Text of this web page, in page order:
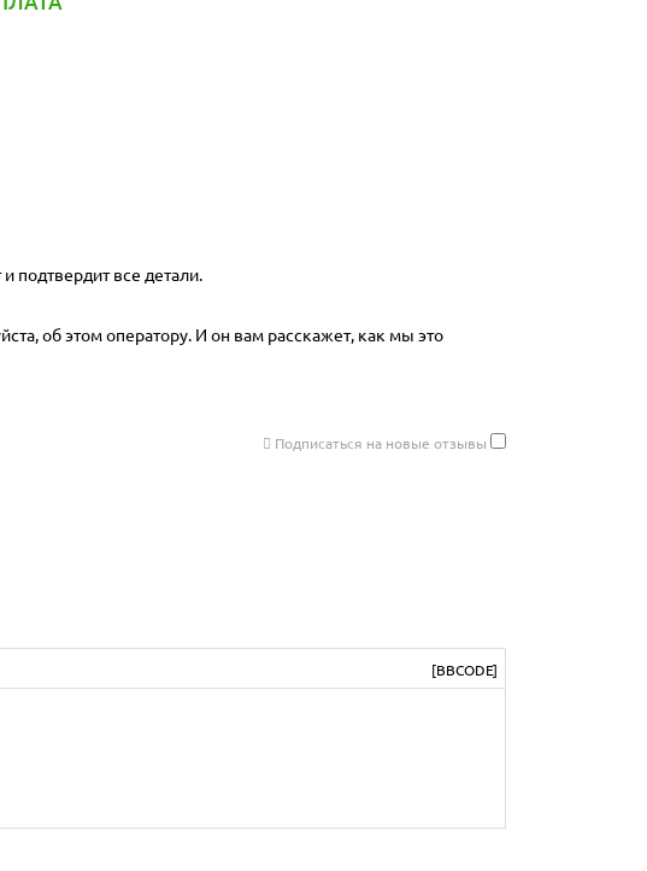
подтвердит все детали.
об этом оператору. И он вам расскажет, как мы это
Подписаться на новые отзывы
[BBCODE]